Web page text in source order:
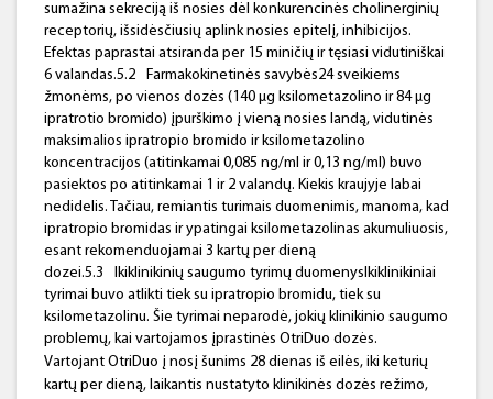
sumažina sekreciją iš nosies dėl konkurencinės cholinerginių
receptorių, išsidėsčiusių aplink nosies epitelį, inhibicijos.
Efektas paprastai atsiranda per 15 miničių ir tęsiasi vidutiniškai
6 valandas.5.2
Farmakokinetinės savybės24 sveikiems
žmonėms, po vienos dozės (140 μg ksilometazolino ir 84 μg
ipratrotio bromido) įpurškimo į vieną nosies landą, vidutinės
maksimalios ipratropio bromido ir ksilometazolino
koncentracijos (atitinkamai 0,085 ng/ml ir 0,13 ng/ml) buvo
pasiektos po atitinkamai 1 ir 2 valandų. Kiekis kraujyje labai
nedidelis. Tačiau, remiantis turimais duomenimis, manoma, kad
ipratropio bromidas ir ypatingai ksilometazolinas akumuliuosis,
esant rekomenduojamai 3 kartų per dieną
dozei.5.3
Ikiklinikinių saugumo tyrimų duomenysIkiklinikiniai
tyrimai buvo atlikti tiek su ipratropio bromidu, tiek su
ksilometazolinu. Šie tyrimai neparodė, jokių klinikinio saugumo
problemų, kai vartojamos įprastinės OtriDuo dozės.
Vartojant OtriDuo į nosį šunims 28 dienas iš eilės, iki keturių
kartų per dieną, laikantis nustatyto klinikinės dozės režimo,